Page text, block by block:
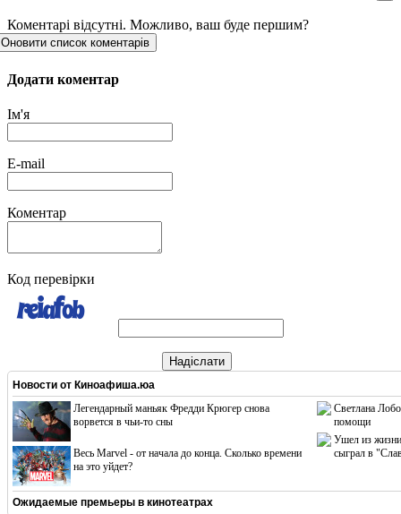
Коментарі відсутні. Можливо, ваш буде першим?
Оновити список коментарів
Додати коментар
Ім'я
E-mail
Коментар
Код перевірки
Надіслати
Новости от Киноафиша.юа
Легендарный маньяк Фредди Крюгер снова
ворвется в чьи-то сны
Весь Marvel - от начала до конца. Сколько времени
на это уйдет?
Светлана
помощи
Ушел из жизни
сыграл в
Ожидаемые премьеры в кинотеатрах